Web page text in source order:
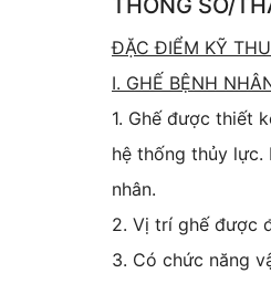
THÔNG SỐ/
ĐẶC ĐIỂM KỸ
I. GHẾ BỆNH
1. Ghế được thiết
hệ thống thủy lực.
nhân.
2. Vị trí ghế được
3. Có chức năng